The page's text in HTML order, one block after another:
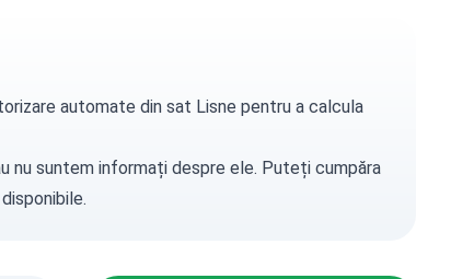
automate din sat Lisne pentru a calcula
nu suntem informați despre ele. Puteți cumpăra